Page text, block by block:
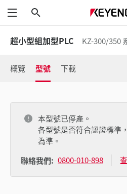
功能表
超小型組加型PLC KZ-300/350
概覽 型號 下載
本型號已停產。
各型號是否符合認證標準
為準。
聯絡我們: 0800-010-898